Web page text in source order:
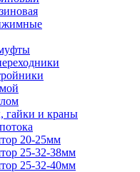
гайки и краны
20-25мм
25-32-38мм
25-32-40мм